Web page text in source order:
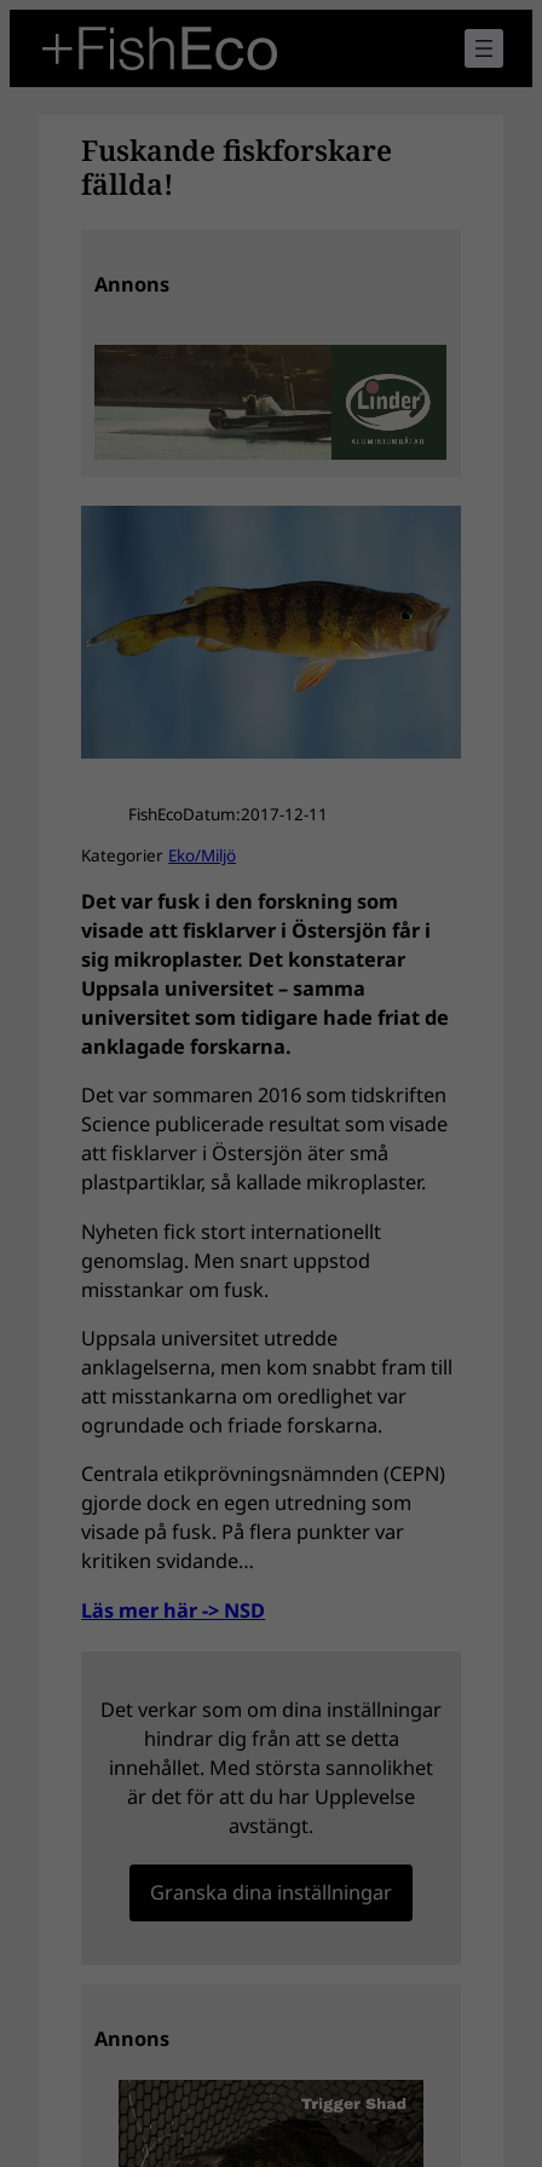
innehåll
Fuskande fiskforskare
fällda!
Annons
FishEcoDatum:2017-12-11
Kategorier Eko/Miljö
Det var fusk i den forskning som
visade att fisklarver i Östersjön får i
sig mikroplaster. Det konstaterar
Uppsala universitet – samma
universitet som tidigare hade friat de
anklagade forskarna.
Det var sommaren 2016 som tidskriften
Science publicerade resultat som visade
att fisklarver i Östersjön äter små
plastpartiklar, så kallade mikroplaster.
Nyheten fick stort internationellt
genomslag. Men snart uppstod
misstankar om fusk.
Uppsala universitet utredde
anklagelserna, men kom snabbt fram till
att misstankarna om oredlighet var
ogrundade och friade forskarna.
Centrala etikprövningsnämnden (CEPN)
gjorde dock en egen utredning som
visade på fusk. På flera punkter var
kritiken svidande…
Läs mer här -> NSD
Det verkar som om dina inställningar
hindrar dig från att se detta
innehållet. Med största sannolikhet
är det för att du har Upplevelse
avstängt.
Granska dina inställningar
Annons